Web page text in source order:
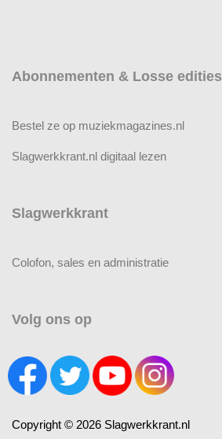
Abonnementen & Losse edities
Bestel ze op muziekmagazines.nl
Slagwerkkrant.nl digitaal lezen
Slagwerkkrant
Colofon, sales en administratie
Volg ons op
Copyright © 2026 Slagwerkkrant.nl